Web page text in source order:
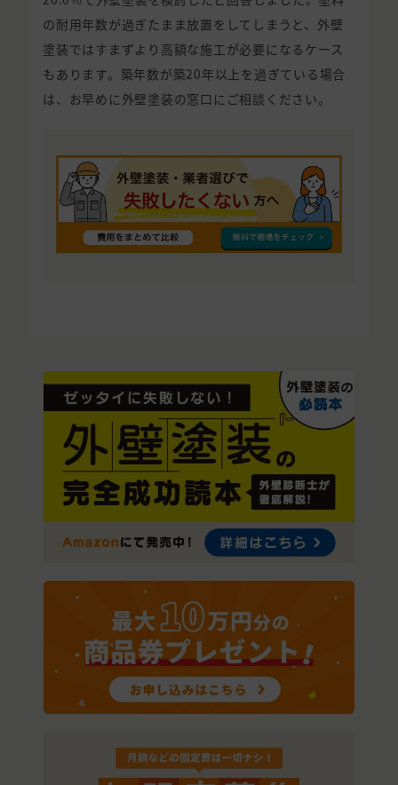
の耐用年数が過ぎたまま放置をしてしまうと、外壁
塗装ではすまずより高額な施工が必要になるケース
もあります。築年数が築20年以上を過ぎている場合
は、お早めに外壁塗装の窓口にご相談ください。